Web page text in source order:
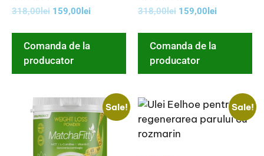
Rated
5.00
318,00lei 159,00 lei
Comanda de la
producator
Rated
5.00
318,00lei 159,00 lei
Comanda de la
producator
Sale! Sale!